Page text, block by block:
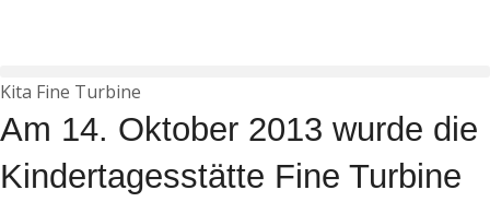
Kita Fine Turbine
Am 14. Oktober 2013 wurde die
Kindertagesstätte Fine Turbine